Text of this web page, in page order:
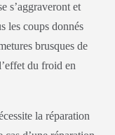
s’aggraveront et
les coups donnés
brusques de
du froid en
la réparation